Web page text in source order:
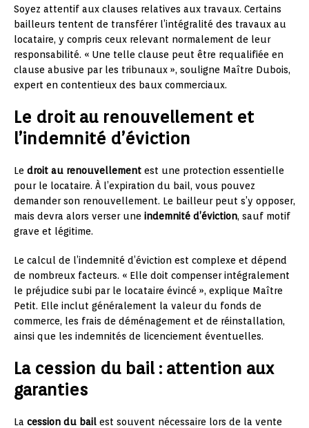
Soyez attentif aux clauses relatives aux travaux. Certains
bailleurs tentent de transférer l’intégralité des travaux au
locataire, y compris ceux relevant normalement de leur
responsabilité. « Une telle clause peut être requalifiée en
clause abusive par les tribunaux », souligne Maître Dubois,
expert en contentieux des baux commerciaux.
Le droit au renouvellement et
l’indemnité d’éviction
Le droit au renouvellement est une protection essentielle
pour le locataire. À l’expiration du bail, vous pouvez
demander son renouvellement. Le bailleur peut s’y opposer,
mais devra alors verser une indemnité d’éviction, sauf motif
grave et légitime.
Le calcul de l’indemnité d’éviction est complexe et dépend
de nombreux facteurs. « Elle doit compenser intégralement
le préjudice subi par le locataire évincé », explique Maître
Petit. Elle inclut généralement la valeur du fonds de
commerce, les frais de déménagement et de réinstallation,
ainsi que les indemnités de licenciement éventuelles.
La cession du bail : attention aux
garanties
La cession du bail est souvent nécessaire lors de la vente